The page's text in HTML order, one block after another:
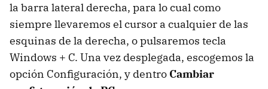
la barra lateral derecha, para lo cual como
siempre llevaremos el cursor a cualquier de las
esquinas de la derecha, o pulsaremos tecla
Windows + C. Una vez desplegada, escogemos la
opción Configuración, y dentro Cambiar